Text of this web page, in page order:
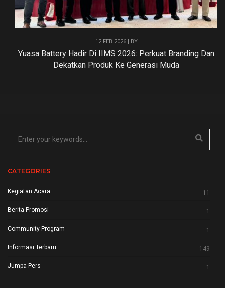
12 FEB 2026 | BY
Yuasa Battery Hadir Di IIMS 2026: Perkuat Branding Dan
Dekatkan Produk Ke Generasi Muda
CATEGORIES
Kegiatan Acara 11
Berita Promosi 1
Community Program 1
Informasi Terbaru 149
Jumpa Pers 1